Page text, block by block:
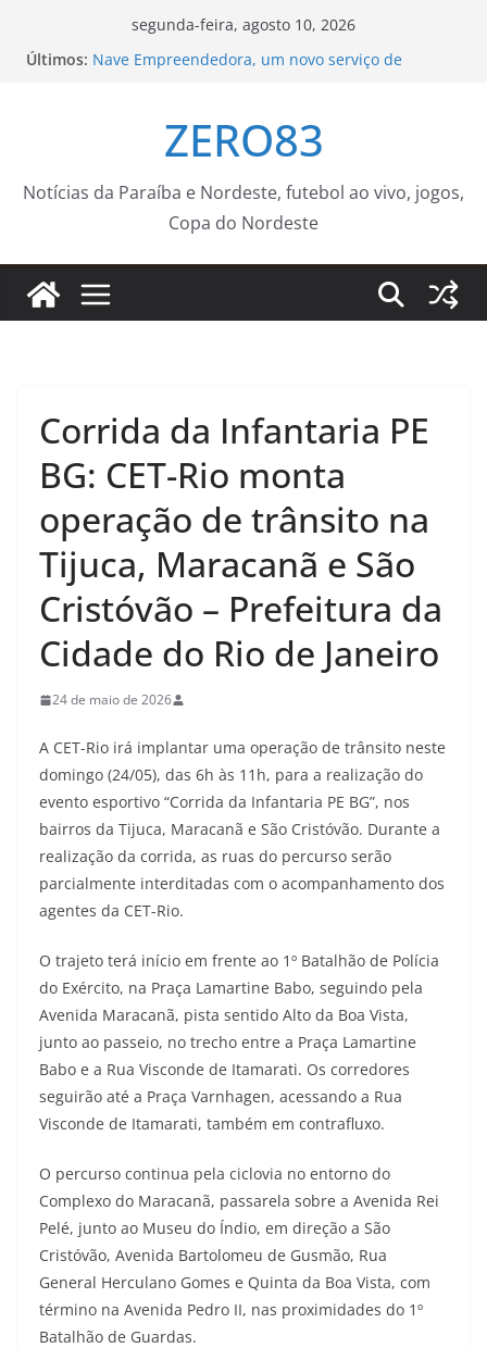
segunda-feira, agosto 10, 2026
Últimos: Nave Empreendedora, um novo serviço de
Contação de história sobre folclore e histórias de
Sorocaba é atração na Biblioteca Infantil nesta
Banco de Leite do ICV intensifica ações do Agosto
Dourado e fortalece rede de apoio à
amamentação
Pequenos Guardiões contra a Dengue
–
Prefeitura Estância Turística Guaratinguetá
ZERO83
Notícias da Paraíba e Nordeste, futebol ao vivo, jogos,
Copa do Nordeste
Corrida da Infantaria PE
BG: CET-Rio monta
operação de trânsito na
Tijuca, Maracanã e São
Cristóvão – Prefeitura da
Cidade do Rio de Janeiro
24 de maio de 2026
A CET-Rio irá implantar uma operação de trânsito neste
domingo (24/05), das 6h às 11h, para a realização do
evento esportivo “Corrida da Infantaria PE BG”, nos
bairros da Tijuca, Maracanã e São Cristóvão. Durante a
realização da corrida, as ruas do percurso serão
parcialmente interditadas com o acompanhamento dos
agentes da CET-Rio.
O trajeto terá início em frente ao 1º Batalhão de Polícia
do Exército, na Praça Lamartine Babo, seguindo pela
Avenida Maracanã, pista sentido Alto da Boa Vista,
junto ao passeio, no trecho entre a Praça Lamartine
Babo e a Rua Visconde de Itamarati. Os corredores
seguirão até a Praça Varnhagen, acessando a Rua
Visconde de Itamarati, também em contrafluxo.
O percurso continua pela ciclovia no entorno do
Complexo do Maracanã, passarela sobre a Avenida Rei
Pelé, junto ao Museu do Índio, em direção a São
Cristóvão, Avenida Bartolomeu de Gusmão, Rua
General Herculano Gomes e Quinta da Boa Vista, com
término na Avenida Pedro II, nas proximidades do 1º
Batalhão de Guardas.